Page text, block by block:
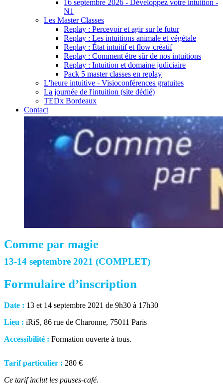
16 septembre 2026 - Développez votre intuition -
N1
Les Master Classes
Replay : Percevoir et agir sur le futur
Replay : Les intuitions animale et végétale
Replay : État intuitif et flow créatif
Replay : Comment être sûr de nos intuitions
Replay : Intuition et domaine judiciaire
Pack 5 master classes en replay
L'heure intuitive - Visioconférences gratuites
La journée de l'intuition (site dédié)
TEDx Bordeaux
Contact
Comme par magie
13-14 septembre 2021 (COMPLET)
Formulaire d’inscription
Date : 13 et 14 septembre 2021 de 9h30 à 17h30
Lieu : iRiS, 86 rue de Charonne, 75011 Paris
Accessibilité : Formation ouverte à tous.
Tarif particulier : 280 €
Ce tarif inclut les pauses-café.